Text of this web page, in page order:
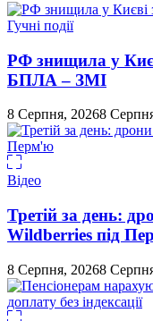
Гучні події
РФ знищила у
БПЛА – ЗМІ
8 Серпня, 20268
Відео
Третій за день:
Wildberries під
8 Серпня, 20268